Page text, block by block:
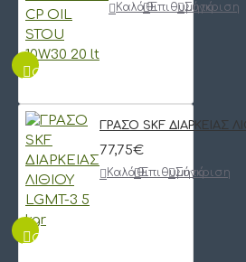
QUICKVIEW
ΚαλάθιΕπιθυμητό
Σύγκριση
QUICKVIEW
ΓΡΑΣΟ SKF ΔΙΑΡΚΕΙΑΣ
77,75€
ΚαλάθιΕπιθυμητό
Σύγκριση